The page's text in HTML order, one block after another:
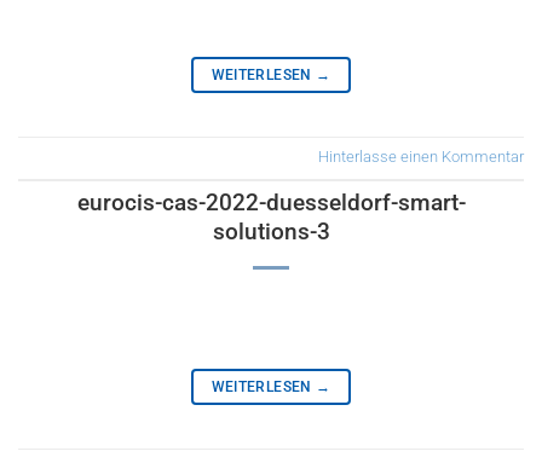
WEITERLESEN →
Hinterlasse einen Kommentar
eurocis-cas-2022-duesseldorf-smart-
solutions-3
WEITERLESEN →